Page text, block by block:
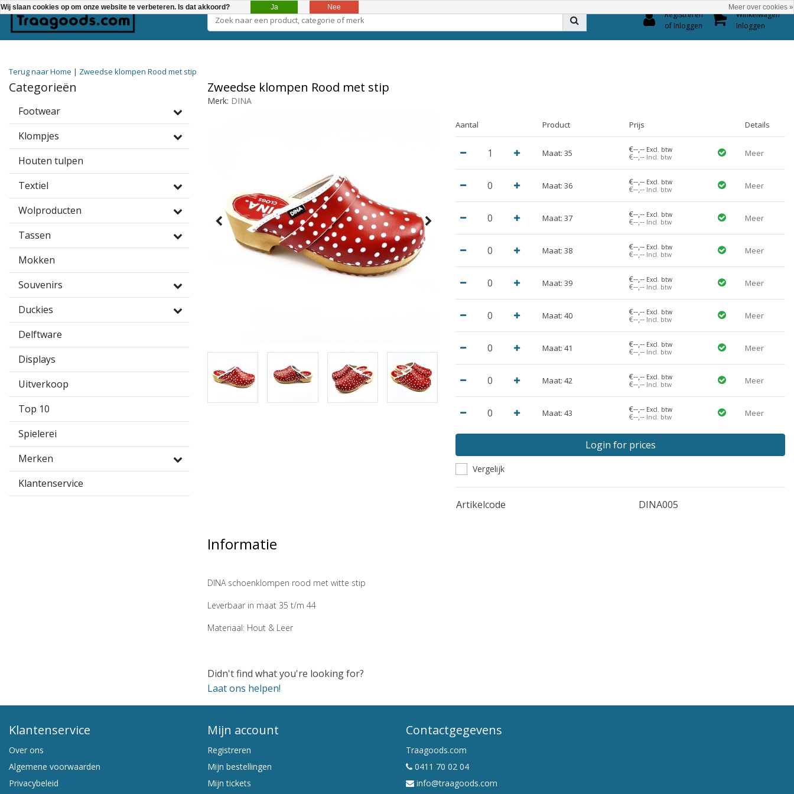
Registreren
of Inloggen
Winkelwagen
Inloggen
Terug naar Home | Zweedse klompen Rood met stip
Categorieën
Footwear
Klompjes
Houten tulpen
Textiel
Wolproducten
Tassen
Mokken
Souvenirs
Duckies
Delftware
Displays
Uitverkoop
Top 10
Spielerei
Merken
Klantenservice
Zweedse klompen Rood met stip
Merk: DINA
Aantal Product Prijs Details
Maat: 35 €--,-- Excl. btw
€--,-- Incl. btw Meer
Maat: 36 €--,-- Excl. btw
€--,-- Incl. btw Meer
Maat: 37 €--,-- Excl. btw
€--,-- Incl. btw Meer
Maat: 38 €--,-- Excl. btw
€--,-- Incl. btw Meer
Maat: 39 €--,-- Excl. btw
€--,-- Incl. btw Meer
Maat: 40 €--,-- Excl. btw
€--,-- Incl. btw Meer
Maat: 41 €--,-- Excl. btw
€--,-- Incl. btw Meer
Maat: 42 €--,-- Excl. btw
€--,-- Incl. btw Meer
Maat: 43 €--,-- Excl. btw
€--,-- Incl. btw Meer
Login for prices
Vergelijk
Artikelcode DINA005
Informatie
DINA schoenklompen rood met witte stip
Leverbaar in maat 35 t/m 44
Materiaal: Hout & Leer
Didn't find what you're looking for?
Laat ons helpen!
Klantenservice
Over ons
Algemene voorwaarden
Privacybeleid
Mijn account
Registreren
Mijn bestellingen
Mijn tickets
Contactgegevens
Traagoods.com
0411 70 02 04
info@traagoods.com
Wij slaan cookies op om onze website te verbeteren. Is dat akkoord? Ja Nee Meer over cookies »